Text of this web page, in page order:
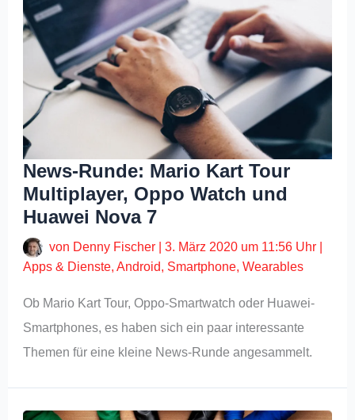
News-Runde: Mario Kart Tour
Multiplayer, Oppo Watch und
Huawei Nova 7
von Denny Fischer |3. März 2020 um 11:56 Uhr
Apps & Dienste,Android, Smartphone,Wearables
Ob Mario Kart Tour, Oppo-Smartwatch oder Huawei-
Smartphones, es haben sich ein paar interessante
Themen für eine kleine News-Runde angesammelt.